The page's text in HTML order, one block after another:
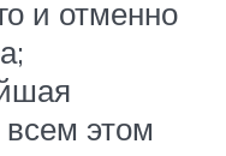
и отменно
этом